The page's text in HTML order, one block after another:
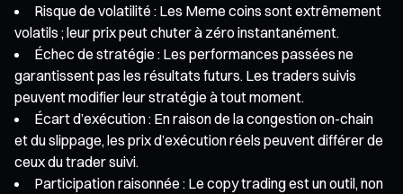
Risque de volatilité : Les Meme coins sont extrêmement
volatils ; leur prix peut chuter à zéro instantanément.
Échec de stratégie : Les performances passées ne
garantissent pas les résultats futurs. Les traders suivis
peuvent modifier leur stratégie à tout moment.
Écart d’exécution : En raison de la congestion on-chain
et du slippage, les prix d’exécution réels peuvent différer de
ceux du trader suivi.
Participation raisonnée : Le copy trading est un outil, non